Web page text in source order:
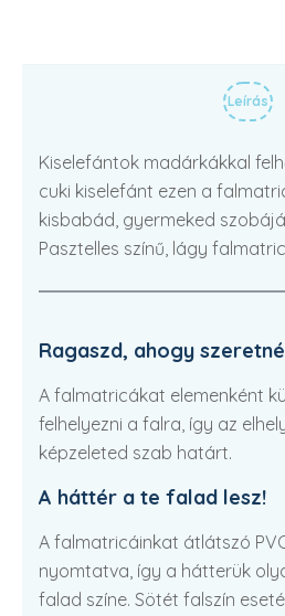
Leírás
Kiselefántok madárkákkal
cuki kiselefánt ezen a
kisbabád, gyermeked
Pasztelles színű, lágy
Ragaszd, ahogy
A falmatricákat elemenként
felhelyezni a falra, így az
képzeleted szab határt.
A háttér a te falad lesz!
A falmatricáinkat átlátszó
nyomtatva, így a hátterük
falad színe. Sötét falszín